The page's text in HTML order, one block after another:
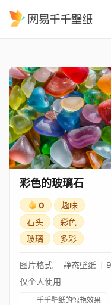
彩色的玻璃石
0
趣味
石头
彩色
玻璃
多彩
图片格式 静态壁纸
仅个人使用
千千壁纸的惊艳效果